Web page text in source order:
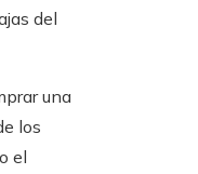
del
una
los
el